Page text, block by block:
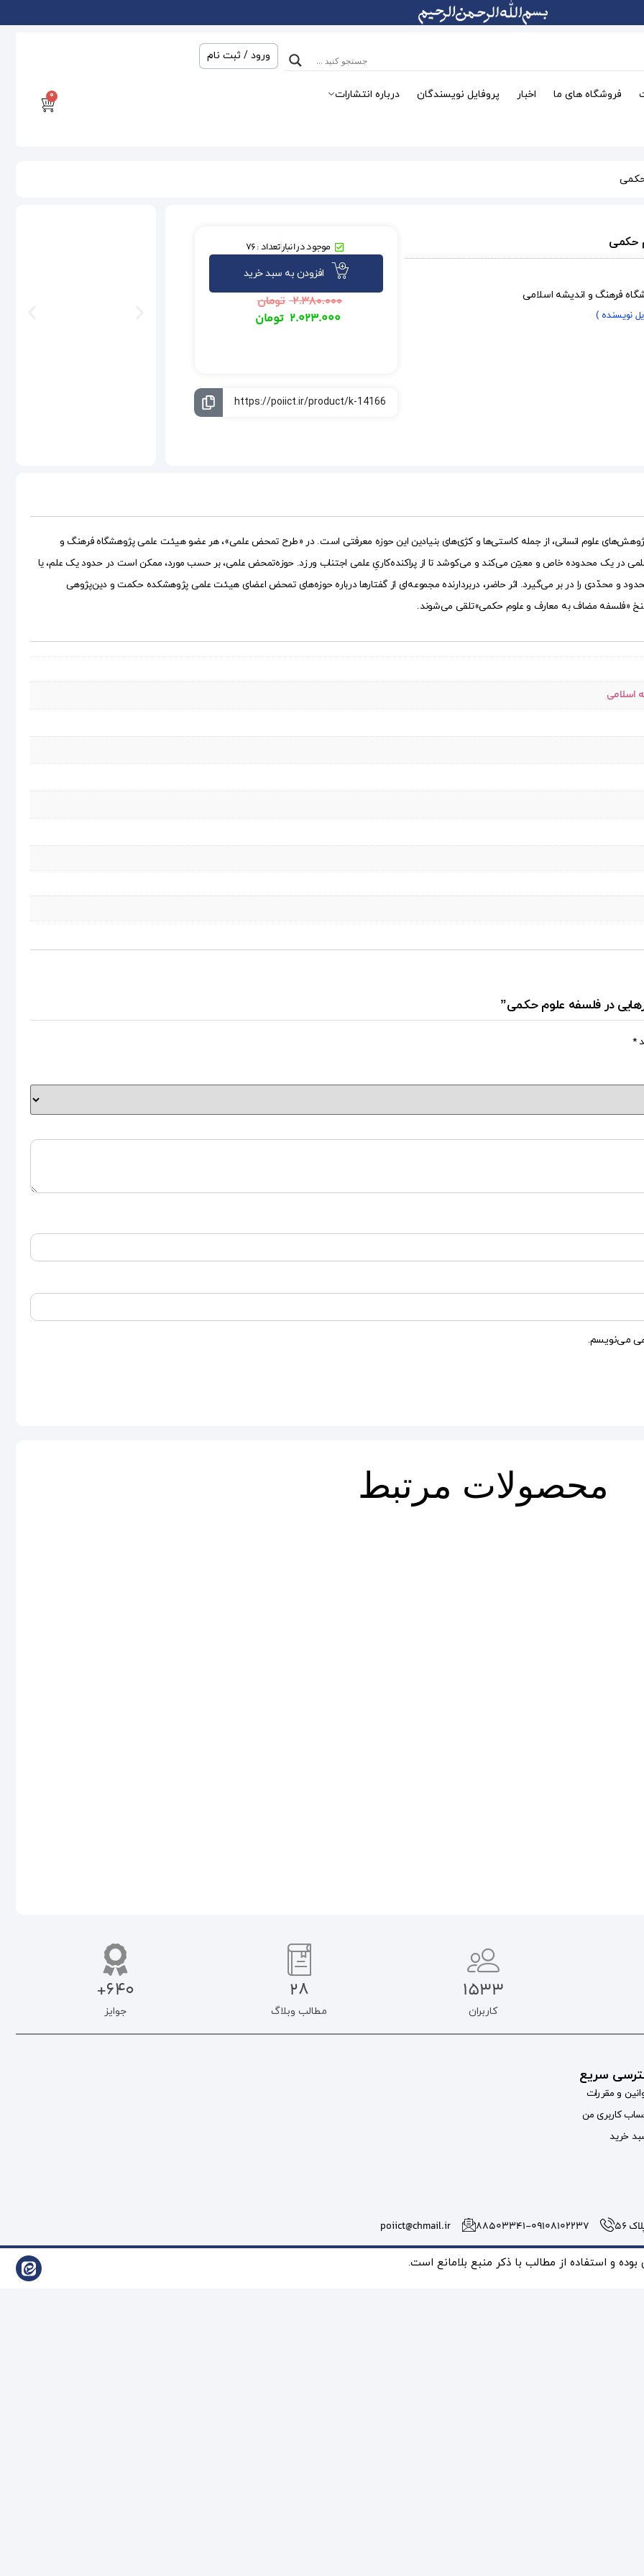
ورود / ثبت نام
فروشگاه های ما اخبار پروفایل نویسندگان درباره انتشارات 0
حکمی
فرهنگ و اندیشه اسلامی
نویسنده )
موجود در انبارتعداد : 76
افزودن به سبد خرید
۲.۳۸۰.۰۰۰ تومان
۲.۰۲۳.۰۰۰ تومان
علوم انسانی، از جمله کاستی‌ها و کژی‌های بنیادین این حوزه معرفتی است. در «طرح تمحض علمی»، هر عضو هیئت علمی پژوهشگاه فرهنگ و
در یک محدوده ‌خاص و معیّن می‌کند و می‌کوشد تا از پراکنده‌کاریِ علمی اجتناب ‌ورزد. حوزه‌تمحض علمی، بر حسب مورد، ممکن است در حدود یک علم، یا
و محدّدی را در بر می‌گیرد. اثر حاضر، دربردارنده مجموعه‌ای از گفتارها درباره حوزه‌های تمحض اعضای هیئت علمی پژوهشکده حکمت ‌و دین‌پژوهی
«فلسفه مضاف به معارف و علوم حکمی»تلقی می‌شوند.
اسلامی
در فلسفه علوم حکمی”
*
می‌نویسم.
محصولات مرتبط
1533
کاربران
28
مطالب وبلاگ
640+
جوایز
سریع
و مقررات
کاربری من
خرید
56 ۸۸۵۰۳۳۴۱-09108102237 poiict@chmail.ir
و استفاده از مطالب با ذکر منبع بلامانع است.